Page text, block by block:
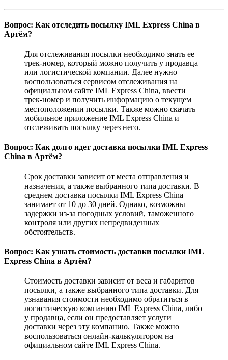
Вопрос: Как отследить посылку IML Express China в
Артём?
Для отслеживания посылки необходимо знать ее
трек-номер, который можно получить у продавца
или логистической компании. Далее нужно
воспользоваться сервисом отслеживания на
официальном сайте IML Express China, ввести
трек-номер и получить информацию о текущем
местоположении посылки. Также можно скачать
мобильное приложение IML Express China и
отслеживать посылку через него.
Вопрос: Как долго идет доставка посылки IML Express
China в Артём?
Срок доставки зависит от места отправления и
назначения, а также выбранного типа доставки. В
среднем доставка посылки IML Express China
занимает от 10 до 30 дней. Однако, возможны
задержки из-за погодных условий, таможенного
контроля или других непредвиденных
обстоятельств.
Вопрос: Как узнать стоимость доставки посылки IML
Express China в Артём?
Стоимость доставки зависит от веса и габаритов
посылки, а также выбранного типа доставки. Для
узнавания стоимости необходимо обратиться в
логистическую компанию IML Express China, либо
у продавца, если он предоставляет услуги
доставки через эту компанию. Также можно
воспользоваться онлайн-калькулятором на
официальном сайте IML Express China.